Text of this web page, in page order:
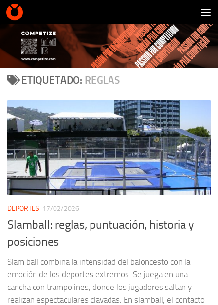
Saltar al contenido
ETIQUETADO: REGLAS
DEPORTES 17/02/2026
Slamball: reglas, puntuación, historia y
posiciones
Slam ball combina la intensidad del baloncesto con la
emoción de los deportes extremos. Se juega en una
cancha con trampolines, donde los jugadores saltan y
realizan espectaculares clavadas. En slamball, el contacto